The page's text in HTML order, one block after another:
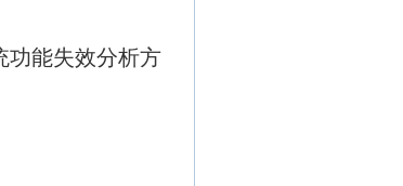
功能失效分析方